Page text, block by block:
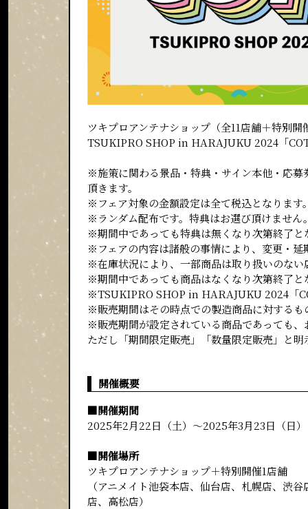
ツキプロアンテナショップ（全11店舗＋特別開
TSUKIPRO SHOP in HARAJUKU 2024「
※施策に関わる景品・特典・サイン本他・応
頂きます。
※フェア対象の金額設定は全て税込となります
※ランダム配布です。特典はお選び頂けません
※期間中であっても特典は無くなり次第終了と
※フェアの内容は諸般の事情により、変更・
※在庫状況により、一部商品は取り扱いのない
※期間中であっても商品はなくなり次第終了と
※TSUKIPRO SHOP in HARAJUKU 2024「
※販売期間はその時点での製造商品に対する
※販売期間が設定されている商品であっても
ただし「期間限定販売」「数量限定販売」と
開催概要
■開催期間
2025年2月22日（土）～2025年3月23日（日）
■開催場所
ツキプロアンテナショップ＋特別開催1店舗
（アニメイト池袋本店、仙台店、札幌店、渋
店、高松店）